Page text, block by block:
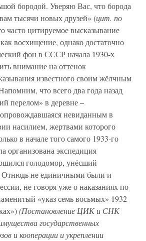
бородой. Уверяю Вас, что борода
тысячи новых друзей» (цит. по
часто цитируемое высказывание
восхищение, однако достаточно
фон в СССР начала 1930-х
внимание на оттенок
известного своим жёлчным
что всего два года назад
перелом» в деревне –
невиданным в
насилием, жертвами которого
в начале того самого 1933-го
организована экспедиция
голодомор, унёсший
не единичными были и
не говоря уже о наказаниях по
«указ семь восьмых» 1932
(Постановление ЦИК и СНК
государственных
и кооперации и укреплении